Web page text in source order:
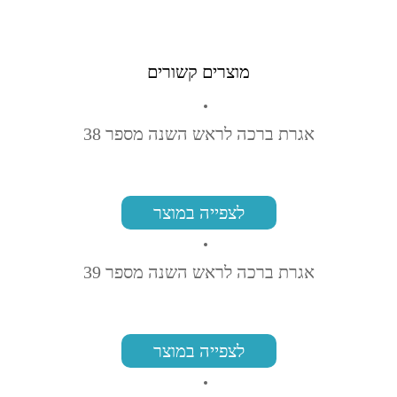
מוצרים קשורים
אגרת ברכה לראש השנה מספר 38
לצפייה במוצר
אגרת ברכה לראש השנה מספר 39
לצפייה במוצר